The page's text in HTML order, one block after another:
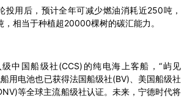
投用后，预计全年可减少燃油消耗近250吨，
相当于种植超20000棵树的碳汇能力。
中国船级社(CCS)的纯电海上客船，“屿见
用电池也已获得法国船级社(BV)、美国船级社
等全球主流船级社认证。未来，宁德时代将